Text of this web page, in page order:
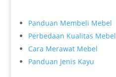
Panduan Membeli Mebel
Perbedaan Kualitas Mebel
Cara Merawat Mebel
Panduan Jenis Kayu